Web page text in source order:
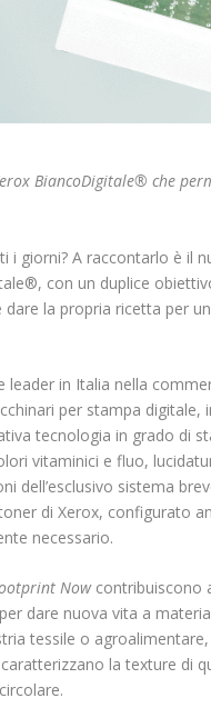
BiancoDigitale® che
i giorni? A raccontarlo è il
con un duplice
la propria ricetta per
in Italia nella
per stampa digitale,
tecnologia in grado di
vitaminici e fluo,
dell’esclusivo sistema
di Xerox, configurato
necessario.
Nowcontribuiscono
dare nuova vita a
tessile o
la texture di